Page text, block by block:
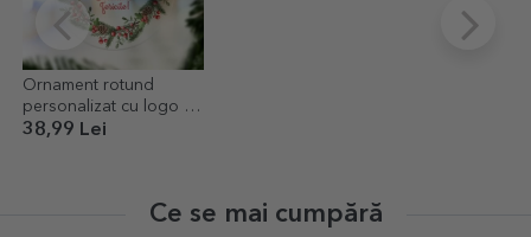
Ornament rotund
personalizat cu logo și
mesaj - Sărbători
38,99 Lei
Ce se mai cumpără